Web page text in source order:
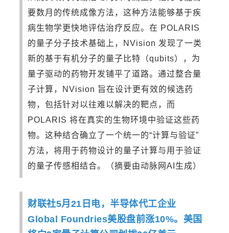
要数月的传统成像方法，这种方法能够基于疾
病生物学更快地评估治疗反应。在 POLARIS
的量子分子技术基础上，NVision 发现了一类
新的基于有机分子的量子比特（qubits），为
量子驱动的药物开发铺平了道路。通过整合量
子计算，NVision 旨在设计更有效的候选药
物，包括针对以往难以解决的靶点，而
POLARIS 将在真实的生物环境中验证这些药
物。这种结合确立了一个统一的“计算与验证”
方法，将用于药物设计的量子计算与用于验证
的量子传感相结合。（摘要由动脉网AI生成）
财联社5月21日电，半导体代工企业
Global Foundries美股盘前涨10%。美国